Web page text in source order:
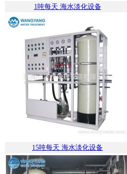
1吨每天 海水淡化设备
15吨每天 海水淡化设备